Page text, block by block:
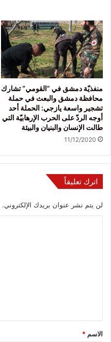
منفذيّة دمشق في “القومي” تشارك
محافظة دمشق والبعث في حملة
تشجير واسعة يازجي: الحملة أحد
أوجه الردّ على الحرب الإرهابيّة التي
طالت الإنسان والبنيان والبيئة
11/12/2020
اترك تعليقاً
لن يتم نشر عنوان بريدك الإلكتروني.
*
الاسم *